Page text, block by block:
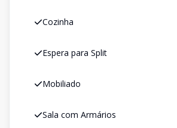
Cozinha
Espera para Split
Mobiliado
Sala com Armários